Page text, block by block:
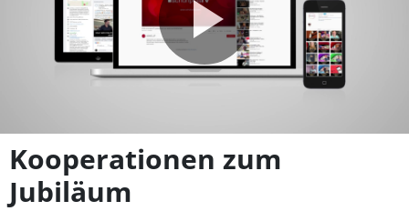
Video
Kooperationen zum
Jubiläum